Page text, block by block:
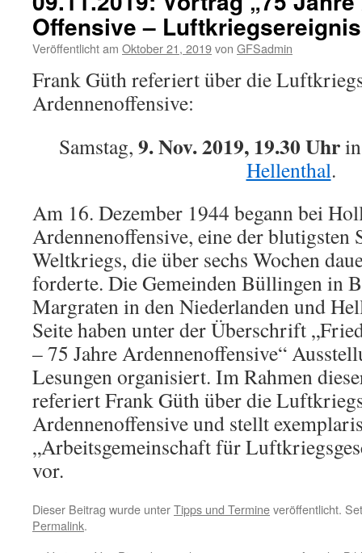
Offensive –
Veröffentlicht am Oktober 21, 2019von GFSadmin
Frank Güth referiert über die
Ardennenoffensive:
Samstag, 9. Nov. 2019, 19.30 Uhr
Hellenthal.
Am 16. Dezember 1944 begann bei
Ardennenoffensive, eine der blutigsten
Weltkriegs, die über sechs Wochen
forderte. Die Gemeinden Büllingen in
Margraten in den Niederlanden und
Seite haben unter der Überschrift
– 75 Jahre Ardennenoffensive“
Lesungen organisiert. Im Rahmen
referiert Frank Güth über die
Ardennenoffensive und stellt
„Arbeitsgemeinschaft für
vor.
Dieser Beitrag wurde unterTipps und Termineveröffentlicht.
Permalink.